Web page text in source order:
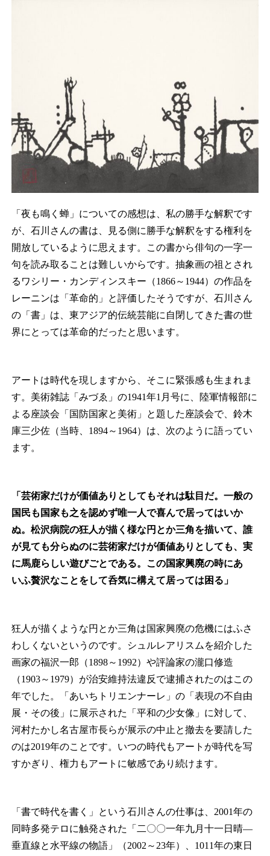
「夜も鳴く蝉」についての感想は、私の勝手な解釈です
が、石川さんの書は、見る側に勝手な解釈をする権利を
開放しているように思えます。この書から俳句の一字一
句を読み取ることは難しいからです。抽象画の祖とされ
るワシリー・カンディンスキー（1866～1944）の作品を
レーニンは「革命的」と評価したそうですが、石川さん
の「書」は、東アジア的伝統芸能に自閉してきた書の世
界にとっては革命的だったと思います。
アートは時代を現しますから、そこに緊張感も生まれま
す。美術雑誌「みづゑ」の1941年1月号に、陸軍情報部に
よる座談会「国防国家と美術」と題した座談会で、鈴木
庫三少佐（当時、1894～1964）は、次のように語ってい
ます。
「芸術家だけが価値ありとしてもそれは駄目だ。一般の
国民も国家も之を認めず唯一人で喜んで居ってはいか
ぬ。松沢病院の狂人が描く様な円とか三角を描いて、誰
が見ても分らぬのに芸術家だけが価値ありとしても、実
に馬鹿らしい遊びごとである。この国家興廃の時にあゝ
いふ贅沢なことをして呑気に構えて居っては困る」
狂人が描くような円とか三角は国家興廃の危機にはふさ
わしくないというのです。シュルレアリスムを紹介した
画家の福沢一郎（1898～1992）や評論家の瀧口修造
（1903～1979）が治安維持法違反で逮捕されたのはこの
年でした。「あいちトリエンナーレ」の「表現の不自由
展・その後」に展示された「平和の少女像」に対して、
河村たかし名古屋市長らが展示の中止と撤去を要請した
のは2019年のことです。いつの時代もアートが時代を写
すかぎり、権力もアートに敏感であり続けます。
「書で時代を書く」という石川さんの仕事は、2001年の
同時多発テロに触発された「二〇〇一年九月十一日晴―
垂直線と水平線の物語」（2002～23年）、1011年の東日